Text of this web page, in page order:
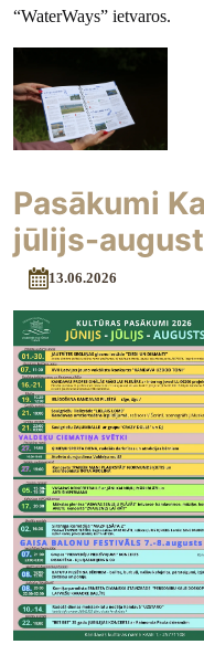
“WaterWays” ietvaros.
Pasākumi
jūlijs-
13.06.2026